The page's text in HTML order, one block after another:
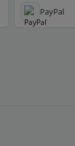
PayPal